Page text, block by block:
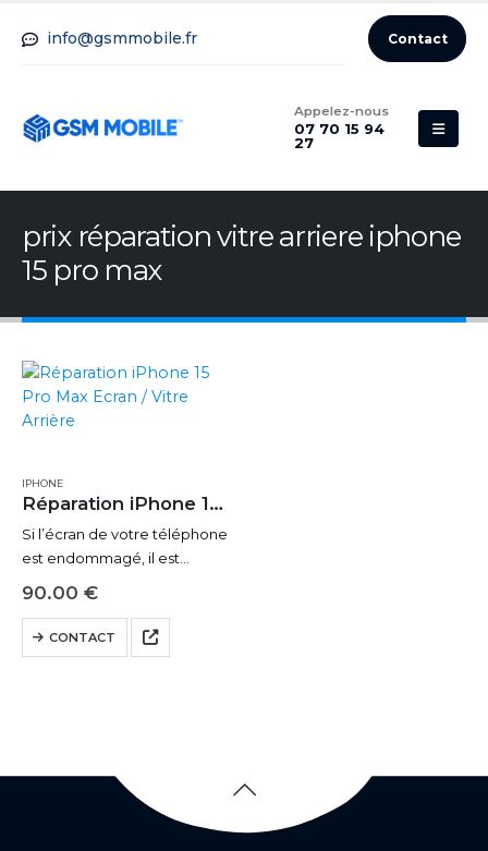
info@gsmmobile.fr Contact
Appelez-nous
07 70 15 94
27
prix réparation vitre arriere iphone
15 pro max
IPHONE
Réparation iPhone 15 Pro Max Ecran / Vitre Arrière
Si l’écran de votre téléphone
est endommagé, il est
important de déterminer si
de l’écran est nécessaire ou
simplement un changement
90.00 €
CONTACT